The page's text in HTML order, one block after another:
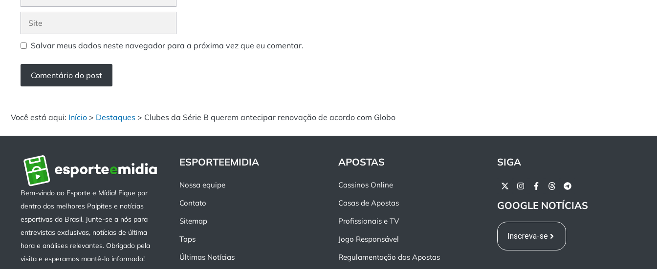
Site
Salvar meus dados neste navegador para a próxima vez que eu comentar.
Você está aqui: Início > Destaques > Clubes da Série B querem antecipar renovação de acordo com Globo
Bem-vindo ao Esporte e Mídia! Fique por
dentro dos melhores Palpites e notícias
esportivas do Brasil. Junte-se a nós para
entrevistas exclusivas, notícias de última
hora e análises relevantes. Obrigado pela
visita e esperamos mantê-lo informado!
ESPORTEEMIDIA
Nossa equipe
Contato
Sitemap
Tops
Últimas Notícias
APOSTAS
Cassinos Online
Casas de Apostas
Profissionais e TV
Jogo Responsável
Regulamentação das Apostas
SIGA
GOOGLE NOTÍCIAS
Inscreva-se